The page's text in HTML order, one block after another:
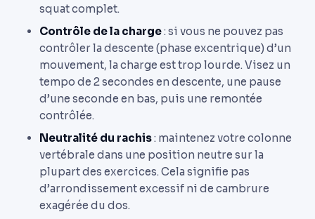
squat complet.
Contrôle de la charge: si vous ne pouvez pas
contrôler la descente (phase excentrique) d’un
mouvement, la charge est trop lourde. Visez un
tempo de 2 secondes en descente, une pause
d’une seconde en bas, puis une remontée
contrôlée.
Neutralité du rachis: maintenez votre colonne
vertébrale dans une position neutre sur la
plupart des exercices. Cela signifie pas
d’arrondissement excessif ni de cambrure
exagérée du dos.